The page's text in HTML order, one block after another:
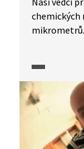
být
v
tedy roboty,
kdy
látkami,